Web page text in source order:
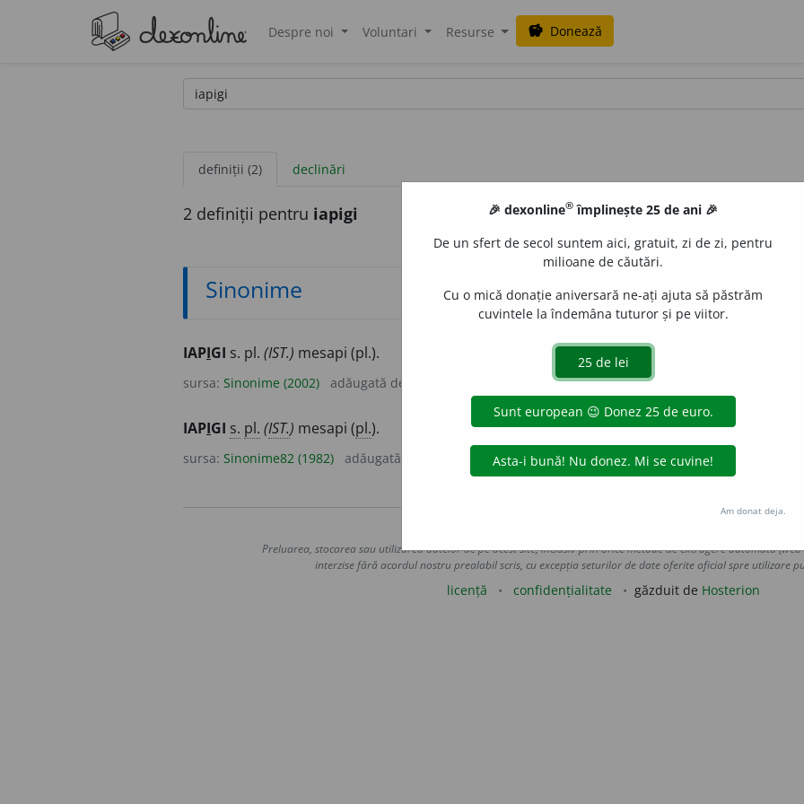
Despre noi Voluntari Resurse savings Donează
definiții (2) declinări
2 definiții pentru iapigi
Sinonime
IAPIGI s. pl. (IST.) mesapi (pl.).
sursa: Sinonime (2002) adăugată de
IAPIGI s. pl. (IST.) mesapi (pl.).
sursa: Sinonime82 (1982) adăugată de LauraGellner acțiuni
Preluarea, stocarea sau utilizarea datelor de pe acest site, inclusiv prin orice metode de extragere automată
interzise fără acordul nostru prealabil scris, cu excepția seturilor de date oferite oficial spre utilizare
licență confidențialitate găzduit de Hosterion
🎉 dexonline® împlinește 25 de ani 🎉
De un sfert de secol suntem aici, gratuit, zi de zi, pentru
milioane de căutări.
Cu o mică donație aniversară ne-ați ajuta să păstrăm
cuvintele la îndemâna tuturor și pe viitor.
Am donat deja.